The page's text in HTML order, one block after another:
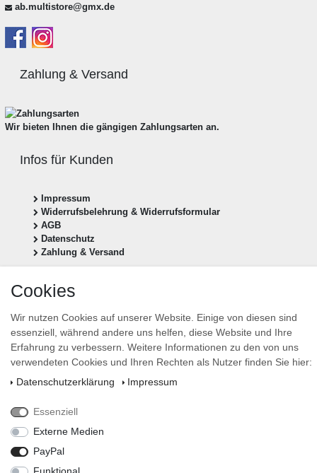
ab.multistore@gmx.de
Zahlung & Versand
Wir bieten Ihnen die gängigen Zahlungsarten an.
Infos für Kunden
Impressum
Widerrufsbelehrung & Widerrufsformular
AGB
Datenschutz
Zahlung & Versand
E-MAIL **
Newsletter
Honig
kann ich jederzeit widerrufen.**
Cookies
Wir nutzen Cookies auf unserer Website. Einige von diesen sind
essenziell, während andere uns helfen, diese Website und Ihre
Erfahrung zu verbessern. Weitere Informationen zu den von uns
verwendeten Cookies und Ihren Rechten als Nutzer finden Sie hier:
Daten­schutz­erklärung
Impressum
Essenziell
Externe Medien
PayPal